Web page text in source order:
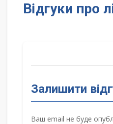
Відгуки про
Залишити
Ваш email не буде